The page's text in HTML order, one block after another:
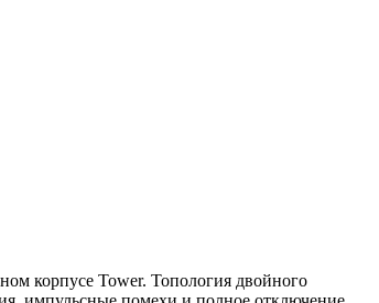
корпусе Tower. Топология двойного